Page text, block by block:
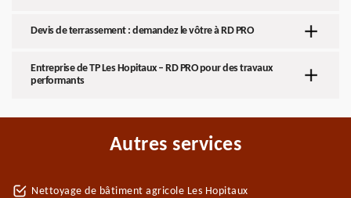
Devis de terrassement : demandez le vôtre à RD PRO
Entreprise de TP Les Hopitaux – RD PRO pour des travaux
performants
Autres services
Nettoyage de bâtiment agricole Les Hopitaux